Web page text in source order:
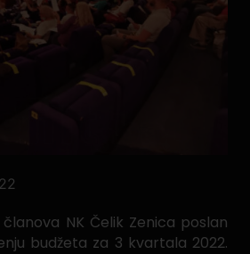
NK Čelik Zenica poslan
budžeta za 3 kvartala 2022.